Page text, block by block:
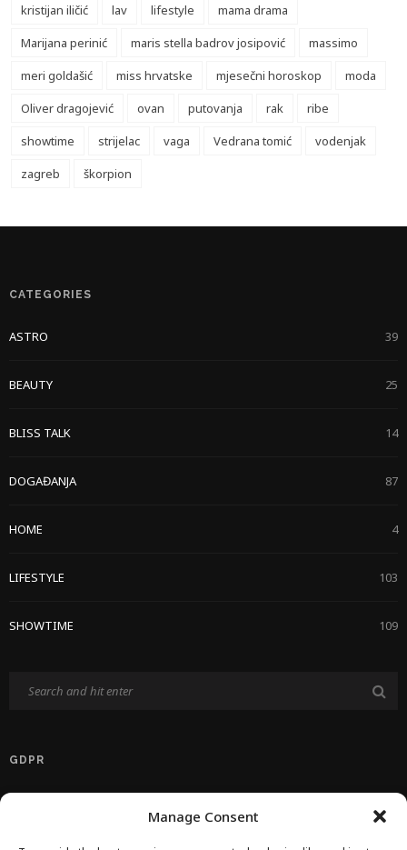
Manage Consent
kristijan iličić
lav lifestyle
mama drama
Marijana perinić
maris stella badrov josipović
massimo
meri goldašić
miss hrvatske mjesečni horoskop
moda
Oliver dragojević
ovan putovanja rak
ribe
showtime
strijelac vaga Vedrana tomić
vodenjak
zagreb
škorpion
CATEGORIES
ASTRO 39
BEAUTY 25
BLISS TALK 14
DOGAĐANJA 87
HOME 4
LIFESTYLE 103
SHOWTIME 109
GDPR